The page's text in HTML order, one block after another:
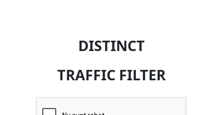
DISTINCT
TRAFFIC FILTER